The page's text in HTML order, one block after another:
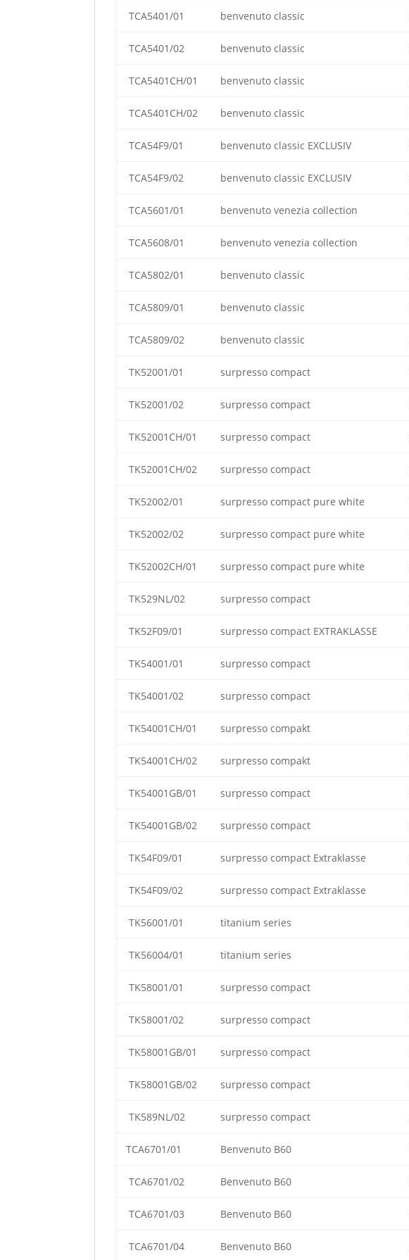
TCA5401/01 benvenuto classic
TCA5401/02 benvenuto classic
TCA5401CH/01 benvenuto classic
TCA5401CH/02 benvenuto classic
TCA54F9/01 benvenuto classic EXCLUSIV
TCA54F9/02 benvenuto classic EXCLUSIV
TCA5601/01 benvenuto venezia collection
TCA5608/01 benvenuto venezia collection
TCA5802/01 benvenuto classic
TCA5809/01 benvenuto classic
TCA5809/02 benvenuto classic
TK52001/01 surpresso compact
TK52001/02 surpresso compact
TK52001CH/01 surpresso compact
TK52001CH/02 surpresso compact
TK52002/01 surpresso compact pure white
TK52002/02 surpresso compact pure white
TK52002CH/01 surpresso compact pure white
TK529NL/02 surpresso compact
TK52F09/01 surpresso compact EXTRAKLASSE
TK54001/01 surpresso compact
TK54001/02 surpresso compact
TK54001CH/01 surpresso compakt
TK54001CH/02 surpresso compakt
TK54001GB/01 surpresso compact
TK54001GB/02 surpresso compact
TK54F09/01 surpresso compact Extraklasse
TK54F09/02 surpresso compact Extraklasse
TK56001/01 titanium series
TK56004/01 titanium series
TK58001/01 surpresso compact
TK58001/02 surpresso compact
TK58001GB/01 surpresso compact
TK58001GB/02 surpresso compact
TK589NL/02 surpresso compact
TCA6701/01 Benvenuto B60
TCA6701/02 Benvenuto B60
TCA6701/03 Benvenuto B60
TCA6701/04 Benvenuto B60